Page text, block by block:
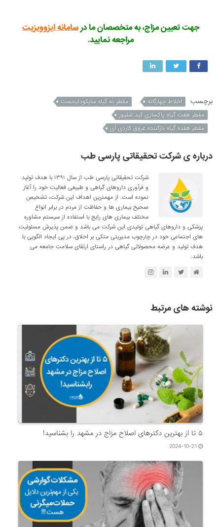
جهت تعیین مزاج، به متخصصان ما درسامانه ایزوویزیت
مراجعه نمایید.
برچسب اخلاط چهارگانه
مقطر نُه گیاه سایکودایجست
مقطر هفت گیاه پاکسازی کبد شلیور
مقطر هفده گیاه بازکننده عروق کاردی آی
درباره ی شرکت تحقیقاتی پارسی طب
شرکت تحقیقاتی پارسی طب از سال ۱۳۹۱ با هدف تولید
و فرآوری داروهای گیاهی و طبیعی فعالیت خود را آغاز
نموده است. از مهمترین اهداف این شرکت، تشخیص
صحیح بیماری ها و حفاظت از مردم در برابر انواع
مختلف بیماری های رایج با استفاده از سیستم مشاوره
پزشکی و داروهای گیاهی تولیدی این شرکت می باشد و ضمن پذیرش مسئولیت
های اجتماعی خود در چارچوب مدیریتی متکی بر اخلاق، در پی ایجاد الگویی با
هدف تولید و عرضه محصولاتی گیاهی در راستای ارتقای سلامت جامعه می
باشد.
نوشته های مرتبط
۵ تا از بهترین دکتر‌های اصلاح مزاج در مشهد را بشناسید!
2024-10-21